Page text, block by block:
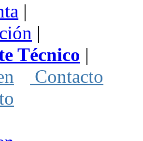
|
|
Técnico |
Contacto